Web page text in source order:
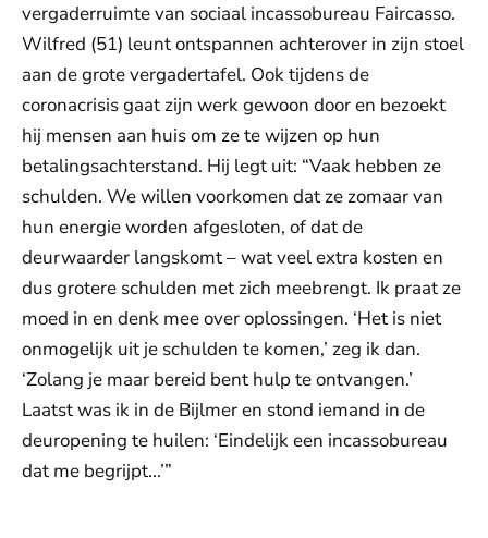
vergaderruimte van sociaal incassobureau Faircasso.
Wilfred (51) leunt ontspannen achterover in zijn stoel
aan de grote vergadertafel. Ook tijdens de
coronacrisis gaat zijn werk gewoon door en bezoekt
hij mensen aan huis om ze te wijzen op hun
betalingsachterstand. Hij legt uit: “Vaak hebben ze
schulden. We willen voorkomen dat ze zomaar van
hun energie worden afgesloten, of dat de
deurwaarder langskomt – wat veel extra kosten en
dus grotere schulden met zich meebrengt. Ik praat ze
moed in en denk mee over oplossingen. ‘Het is niet
onmogelijk uit je schulden te komen,’ zeg ik dan.
‘Zolang je maar bereid bent hulp te ontvangen.’
Laatst was ik in de Bijlmer en stond iemand in de
deuropening te huilen: ‘Eindelijk een incassobureau
dat me begrijpt...’”